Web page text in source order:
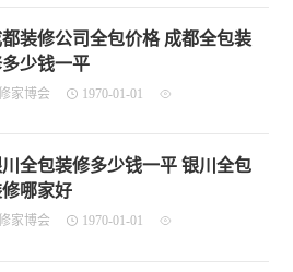
都装修公司全包价格 成都全包装
少钱一平
家博会 1970-01-01
全包装修多少钱一平 银川全包
哪家好
家博会 1970-01-01